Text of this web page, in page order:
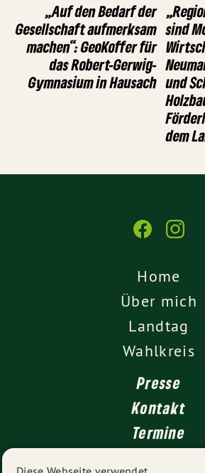
„Auf den Bedarf der
Gesellschaft aufmerksam
machen“: GeoKoffer für
das Robert-Gerwig-
Gymnasium in Hausach
sind
und
dem
Home
Über mich
Landtag
Wahlkreis
Presse
Kontakt
Termine